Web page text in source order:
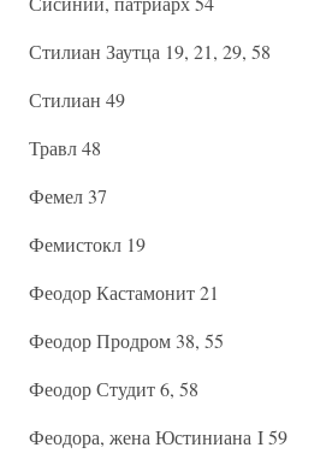
Стилиан Заутца 19, 21, 29, 58
Стилиан 49
Травл 48
Фемел 37
Фемистокл 19
Феодор Кастамонит 21
Феодор Продром 38, 55
Феодор Студит 6, 58
Феодора, жена Юстиниана I 59